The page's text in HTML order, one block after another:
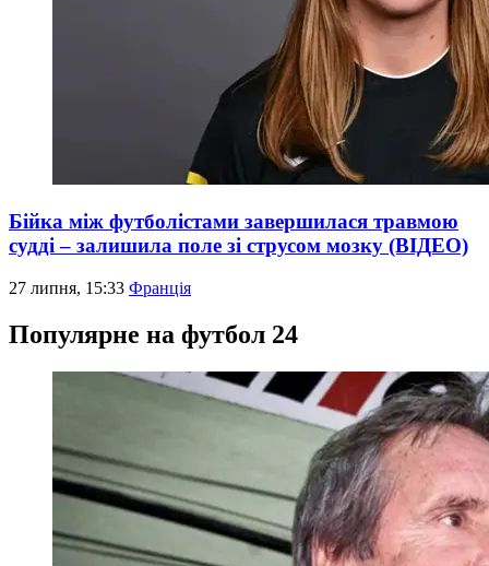
Бійка між футболістами завершилася травмою
судді – залишила поле зі струсом мозку (ВІДЕО)
27 липня, 15:33 Франція
Популярне на футбол 24